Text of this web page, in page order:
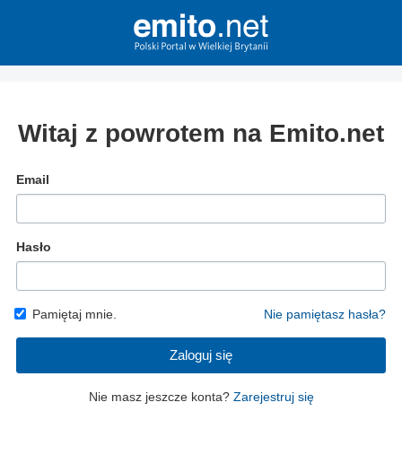
Witaj z powrotem na Emito.net
Email
Hasło
Pamiętaj mnie. Nie pamiętasz hasła?
Zaloguj się
Nie masz jeszcze konta? Zarejestruj się